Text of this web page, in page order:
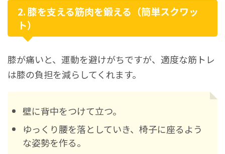
2. 膝を支える筋肉を鍛える（簡単スクワッ
ト）
膝が痛いと、運動を避けがちですが、適度な筋トレ
は膝の負担を減らしてくれます。
壁に背中をつけて立つ。
ゆっくり腰を落としていき、椅子に座るよう
な姿勢を作る。